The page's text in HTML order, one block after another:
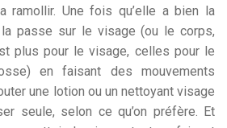
ramollir. Une fois qu’elle a bien la
la passe sur le visage (ou le corps,
plus pour le visage, celles pour le
en faisant des mouvements
une lotion ou un nettoyant visage
seule, selon ce qu’on préfère. Et